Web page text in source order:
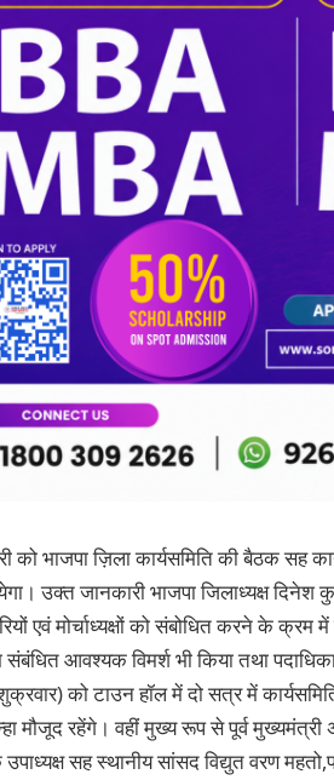
को भाजपा ज़िला कार्यसमिति की बैठक सह
उक्त जानकारी भाजपा जिलाध्यक्ष दिनेश
एवं मोर्चाध्यक्षों को संबोधित करने के क्रम
संबंधित आवश्यक विमर्श भी किया तथा
को टाउन हॉल में दो सत्र में
मौजूद रहेंगे। वहीं मुख्य रूप से पूर्व मुख्यमंत्री
सह स्थानीय सांसद विद्युत वरण